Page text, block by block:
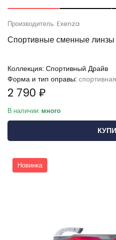
Производитель: Exenza
Спортивные сменные линзы
Коллекция: Спортивный Драйв
Форма и тип оправы: спортивная
2 790 ₽
В наличии: много
Новинка